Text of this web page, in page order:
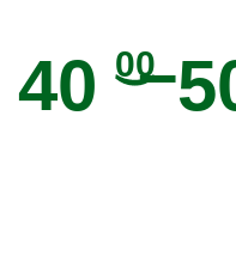
40 00–